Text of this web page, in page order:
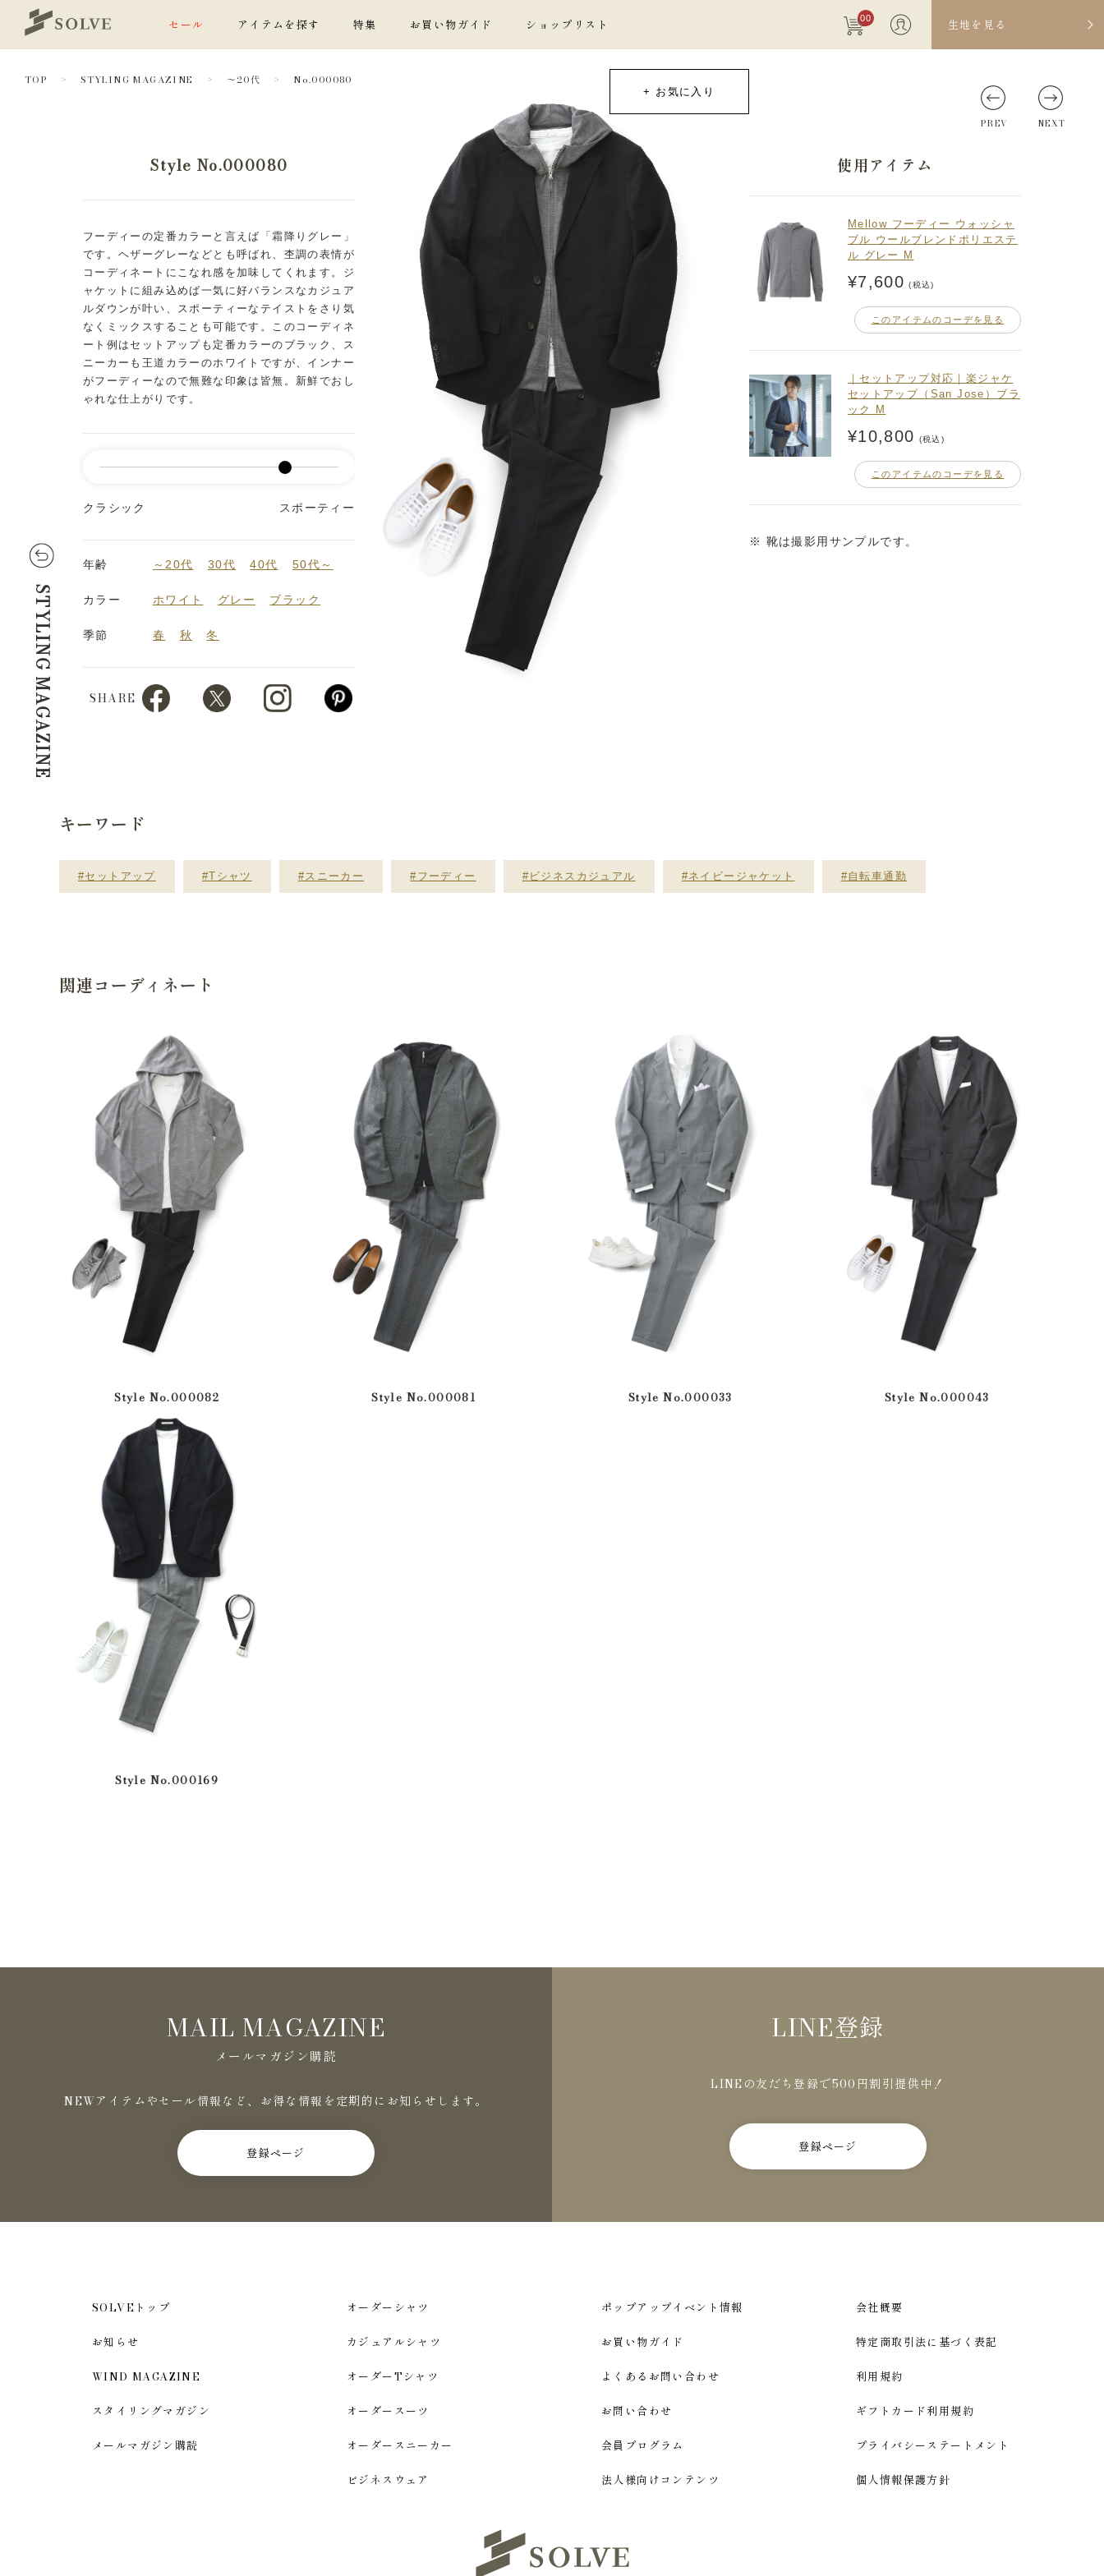
00 生地を見る
セール アイテムを探す 特集 お買い物ガイド ショップリスト
TOP STYLING MAGAZINE ～20代 No.000080
STYLING MAGAZINE
PREV NEXT
Style No.000080
フーディーの定番カラーと言えば「霜降りグレー」
です。ヘザーグレーなどとも呼ばれ、杢調の表情が
コーディネートにこなれ感を加味してくれます。ジ
ャケットに組み込めば一気に好バランスなカジュア
ルダウンが叶い、スポーティーなテイストをさり気
なくミックスすることも可能です。このコーディネ
ート例はセットアップも定番カラーのブラック、ス
ニーカーも王道カラーのホワイトですが、インナー
がフーディーなので無難な印象は皆無。新鮮でおし
ゃれな仕上がりです。
クラシック スポーティー
年齢 ～20代 30代 40代 50代～
カラー ホワイト グレー ブラック
季節 春 秋 冬
SHARE
使用アイテム
Mellow フーディー ウォッシャ
ブル ウールブレンドポリエステ
ル グレー M
¥7,600 (税込)
このアイテムのコーデを見る
｜セットアップ対応｜楽ジャケ
セットアップ（San Jose）ブラ
ック M
¥10,800 (税込)
このアイテムのコーデを見る
※ 靴は撮影用サンプルです。
キーワード
#セットアップ #Tシャツ #スニーカー #フーディー #ビジネスカジュアル #ネイビージャケット #自転車通勤
関連コーディネート
Style No.000082 Style No.000081 Style No.000033 Style No.000043
Style No.000169
MAIL MAGAZINE
メールマガジン購読
NEWアイテムやセール情報など、お得な情報を定期的にお知らせします。
登録ページ
LINE登録
LINEの友だち登録で500円割引提供中！
登録ページ
SOLVEトップ
お知らせ
WIND MAGAZINE
スタイリングマガジン
メールマガジン購読
オーダーシャツ
カジュアルシャツ
オーダーTシャツ
オーダースーツ
オーダースニーカー
ビジネスウェア
ポップアップイベント情報
お買い物ガイド
よくあるお問い合わせ
お問い合わせ
会員プログラム
法人様向けコンテンツ
会社概要
特定商取引法に基づく表記
利用規約
ギフトカード利用規約
プライバシーステートメント
個人情報保護方針